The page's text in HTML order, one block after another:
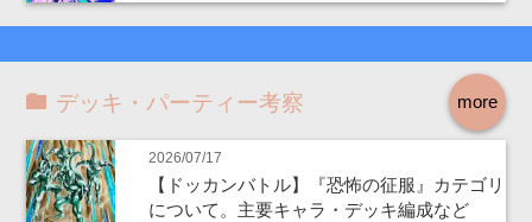
more
デッキ・パーティー考察
2026/07/17
【ドッカンバトル】『恐怖の征服』カテゴリ
について。主要キャラ・デッキ編成など